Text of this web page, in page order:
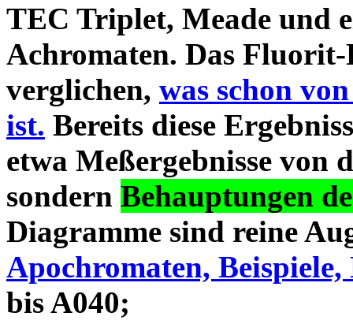
TEC Triplet, Meade und
Achromaten. Das
verglichen, was schon
ist. Bereits diese
etwa Meßergebnisse von
sondern Behauptungen
Diagramme sind reine
Apochromaten, Beispiele,
bis A040;